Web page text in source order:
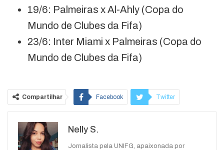
19/6: Palmeiras x Al-Ahly (Copa do
Mundo de Clubes da Fifa)
23/6: Inter Miami x Palmeiras (Copa do
Mundo de Clubes da Fifa)
Compartilhar Facebook Twitter
WhatsApp
Nelly S.
Jornalista pela UNIFG, apaixonada por